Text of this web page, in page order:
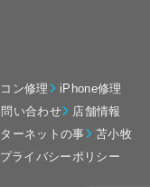
ン修理
iPhone修理
い合わせ
店舗情報
ーネットの事
苫小牧
プライバシーポリシー